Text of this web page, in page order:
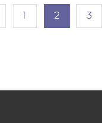
1 2 3